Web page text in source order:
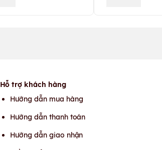
Hỗ trợ khách hàng
Hướng dẫn mua hàng
Hướng dẫn thanh toán
Hướng dẫn giao nhận